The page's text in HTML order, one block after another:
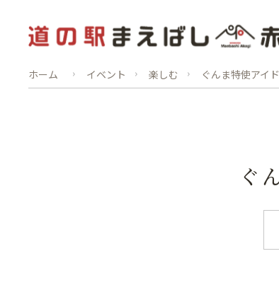
ホーム イベント 楽しむ ぐんま特使アイ
ぐ